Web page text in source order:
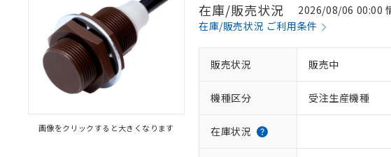
画像をクリックすると大きくなります
在庫/販売状況
2026/08/06 00:00
在庫/販売状況 ご利用条件
販売状況 販売中
機種区分 受注生産機種
在庫状況